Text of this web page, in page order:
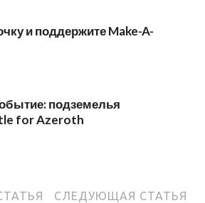
и поддержите Make-A-
подземелья
for Azeroth
СЛЕДУЮЩАЯ СТАТЬЯ